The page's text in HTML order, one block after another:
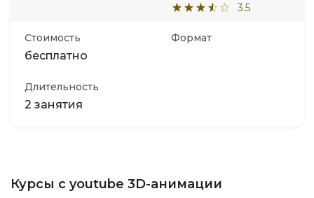
3.5
Стоимость
бесплатно
Формат
Длительность
2 занятия
Курсы с youtube 3D-анимации